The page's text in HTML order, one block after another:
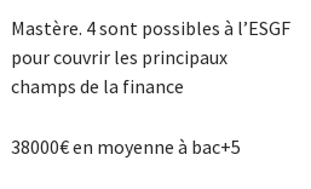
Mastère. 4 sont possibles à l’ESGF
pour couvrir les principaux
champs de la finance
38000€ en moyenne à bac+5